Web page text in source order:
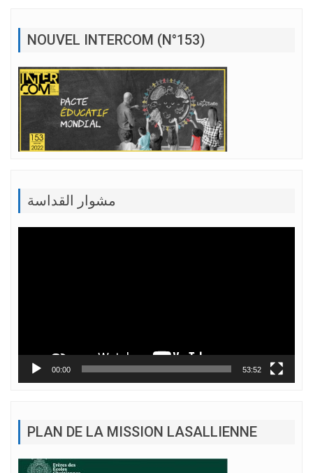
NOUVEL INTERCOM (N°153)
مشوار القداسة
00:00 53:52
PLAN DE LA MISSION LASALLIENNE